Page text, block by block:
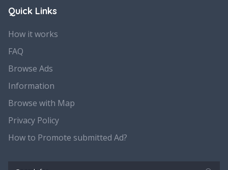
Quick Links
How it works
FAQ
Browse Ads
Information
Browse with Map
Privacy Policy
How to Promote submitted Ad?